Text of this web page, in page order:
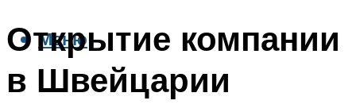
Меню
Открытие компании
в Швейцарии